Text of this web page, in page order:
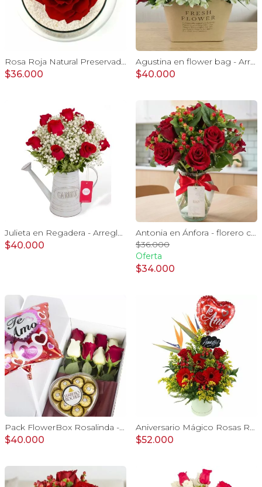
Rosa Roja Natural Preservada - rosa preservada en pecera vidrio con piedrecitas
$36.000
Agustina en flower bag - Arreglo 10 rosas rojo y astromelias
$40.000
Julieta en Regadera - Arreglo 10 rosas rojo y gypo
$40.000
Antonia en Ánfora - florero con 9 rosas rojo e hypericum
$36.000
Oferta
$34.000
Pack FlowerBox Rosalinda - Caja con 8 rosas mix rojo y blanco, Ferrero Rocher corazón 100g y globo Te amo
$40.000
Aniversario Mágico Rosas Rojo - Arreglo floral con globo Te amo, pizarra, aves del paraíso, rosas y gerberas rojo
$52.000